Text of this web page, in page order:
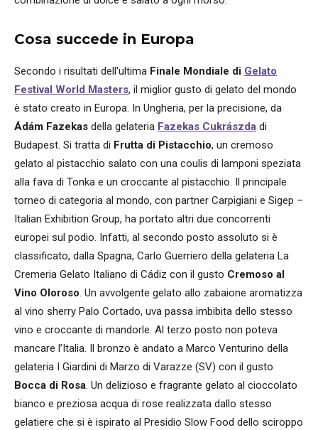
Cosa succede in Europa
Secondo i risultati dell'ultima Finale Mondiale di Gelato
Festival World Masters, il miglior gusto di gelato del mondo
è stato creato in Europa. In Ungheria, per la precisione, da
Ádám Fazekas della gelateria Fazekas Cukrászda di
Budapest. Si tratta di Frutta di Pistacchio, un cremoso
gelato al pistacchio salato con una coulis di lamponi speziata
alla fava di Tonka e un croccante al pistacchio. Il principale
torneo di categoria al mondo, con partner Carpigiani e Sigep –
Italian Exhibition Group, ha portato altri due concorrenti
europei sul podio. Infatti, al secondo posto assoluto si è
classificato, dalla Spagna, Carlo Guerriero della gelateria La
Cremeria Gelato Italiano di Cádiz con il gusto Cremoso al
Vino Oloroso. Un avvolgente gelato allo zabaione aromatizza
al vino sherry Palo Cortado, uva passa imbibita dello stesso
vino e croccante di mandorle. Al terzo posto non poteva
mancare l’Italia. Il bronzo è andato a Marco Venturino della
gelateria I Giardini di Marzo di Varazze (SV) con il gusto
Bocca di Rosa. Un delizioso e fragrante gelato al cioccolato
bianco e preziosa acqua di rose realizzata dallo stesso
gelatiere che si è ispirato al Presidio Slow Food dello sciroppo